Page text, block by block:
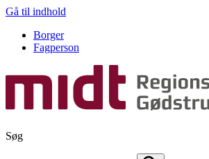
Gå til indhold
Borger
Fagperson
Søg